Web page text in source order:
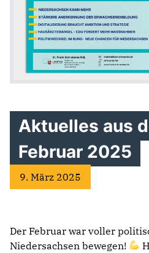
Aktuelles aus
Februar 2025
9. März 2025
Der Februar war voller
Niedersachsen bewegen!